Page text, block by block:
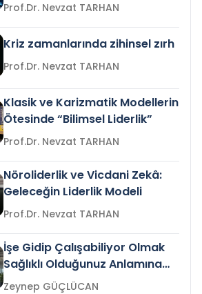
Prof.Dr. Nevzat TARHAN
Kriz zamanlarında zihinsel zırh
Prof.Dr. Nevzat TARHAN
Klasik ve Karizmatik Modellerin
Ötesinde “Bilimsel Liderlik”
Prof.Dr. Nevzat TARHAN
Nöroliderlik ve Vicdani Zekâ:
Geleceğin Liderlik Modeli
Prof.Dr. Nevzat TARHAN
İşe Gidip Çalışabiliyor Olmak
Sağlıklı Olduğunuz Anlamına
Gelir mi?Zeynep GÜÇLÜCAN